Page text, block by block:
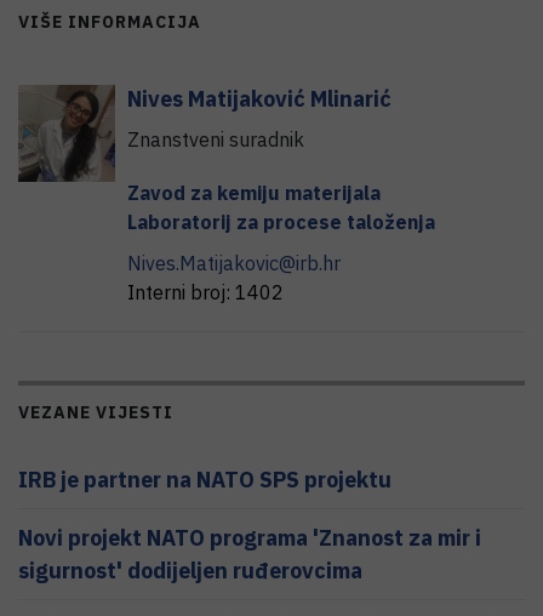
VIŠE INFORMACIJA
Nives Matijaković Mlinarić
Znanstveni suradnik
Zavod za kemiju materijala
Laboratorij za procese taloženja
Nives.Matijakovic@irb.hr
Interni broj: 1402
VEZANE VIJESTI
IRB je partner na NATO SPS projektu
Novi projekt NATO programa 'Znanost za mir i
sigurnost' dodijeljen ruđerovcima